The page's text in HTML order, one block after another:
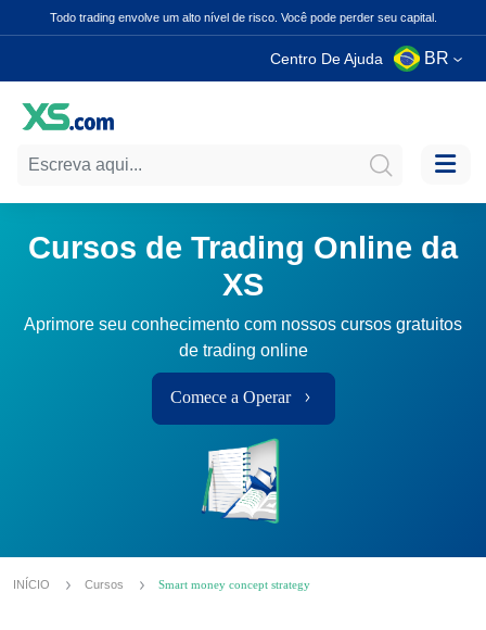
Todo trading envolve um alto nível de risco. Você pode perder seu capital.
Centro De Ajuda BR
Cursos de Trading Online da
XS
Aprimore seu conhecimento com nossos cursos gratuitos
de trading online
Comece a Operar
INÍCIO Cursos Smart money concept strategy